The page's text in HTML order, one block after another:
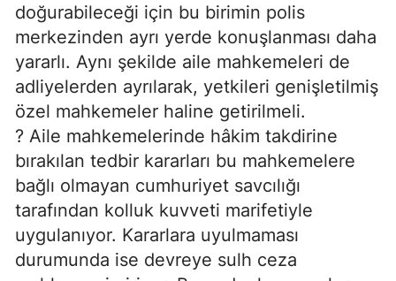
doğurabileceği için bu birimin polis
merkezinden ayrı yerde konuşlanması daha
yararlı. Aynı şekilde aile mahkemeleri de
adliyelerden ayrılarak, yetkileri genişletilmiş
özel mahkemeler haline getirilmeli.
? Aile mahkemelerinde hâkim takdirine
bırakılan tedbir kararları bu mahkemelere
bağlı olmayan cumhuriyet savcılığı
tarafından kolluk kuvveti marifetiyle
uygulanıyor. Kararlara uyulmaması
durumunda ise devreye sulh ceza